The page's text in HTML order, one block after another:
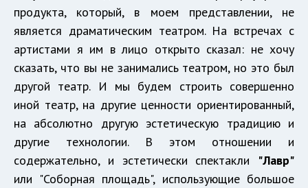
продукта, который, в моем представлении, не
является драматическим театром. На встречах с
артистами я им в лицо открыто сказал: не хочу
сказать, что вы не занимались театром, но это был
другой театр. И мы будем строить совершенно
иной театр, на другие ценности ориентированный,
на абсолютно другую эстетическую традицию и
другие технологии. В этом отношении и
содержательно, и эстетически спектакли "Лавр"
или "Соборная площадь", использующие большое